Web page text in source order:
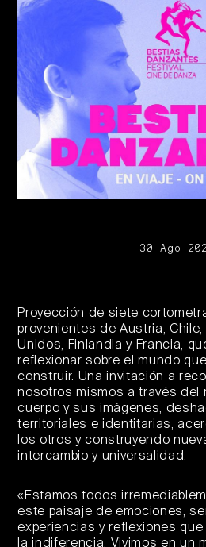
30 Ago
Proyección de siete
provenientes de Austria,
Unidos, Finlandia y Francia,
reflexionar sobre el mundo
construir. Una invitación a
nosotros mismos a través del
cuerpo y sus imágenes,
territoriales e identitarias,
los otros y construyendo
intercambio y universalidad.
«Estamos todos
este paisaje de emociones,
experiencias y reflexiones
la indiferencia. Vivimos en un